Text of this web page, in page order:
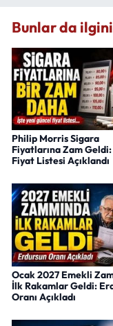
Bunlar da
Philip Morris Sigara
Fiyatlarına Zam Geldi:
Fiyat Listesi Açıklandı
Ocak 2027 Emekli
İlk Rakamlar Geldi:
Oranı Açıkladı